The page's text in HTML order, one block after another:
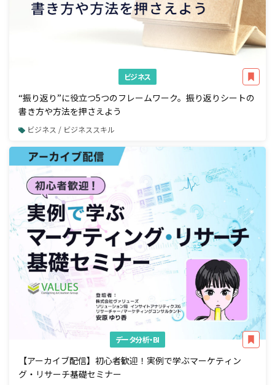
ビジネス
“振り返り”に役立つ5つのフレームワーク。振り返りシートの
書き方や方法を押さえよう
ビジネス / ビジネススキル
データ分析・BI
【アーカイブ配信】初心者歓迎！実例で学ぶマーケティン
グ・リサーチ基礎セミナー